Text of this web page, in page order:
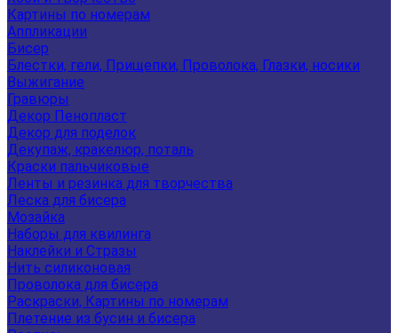
Картины по номерам
Аппликации
Бисер
Блестки, гели, Прищепки, Проволока, Глазки, носики
Выжигание
Гравюры
Декор Пенопласт
Декор для поделок
Декупаж, кракелюр, поталь
Краски пальчиковые
Ленты и резинка для творчества
Леска для бисера
Мозайка
Наборы для квилинга
Наклейки и Стразы
Нить силиконовая
Проволока для бисера
Раскраски, Картины по номерам
Плетение из бусин и бисера